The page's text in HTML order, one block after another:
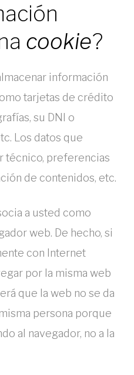
cookie?
información
tarjetas de crédito
su DNI o
Los datos que
técnico, preferencias
de contenidos, etc.
a usted como
web. De hecho, si
con Internet
por la misma web
que la web no se da
persona porque
al navegador, no a la